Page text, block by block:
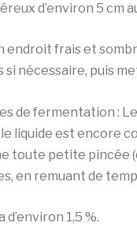
d’environ 5
endroit frais et
nécessaire, puis
de fermentation :
le liquide est encore
toute petite pincée
en remuant de
1,5 %.